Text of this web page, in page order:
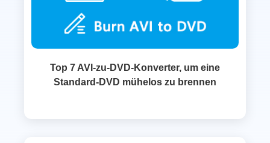
Top 7 AVI-zu-DVD-Konverter, um eine
Standard-DVD mühelos zu brennen